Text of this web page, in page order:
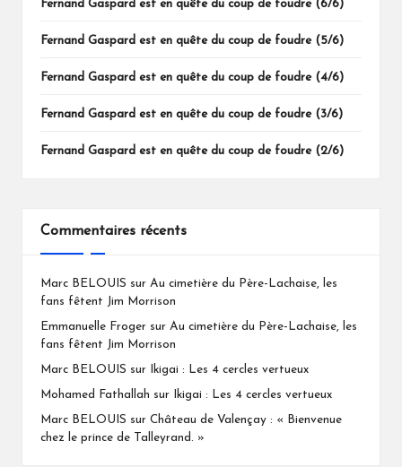
Fernand Gaspard est en quête du coup de foudre (6/6)
Fernand Gaspard est en quête du coup de foudre (5/6)
Fernand Gaspard est en quête du coup de foudre (4/6)
Fernand Gaspard est en quête du coup de foudre (3/6)
Fernand Gaspard est en quête du coup de foudre (2/6)
Commentaires récents
Marc BELOUIS sur Au cimetière du Père-Lachaise, les
fans fêtent Jim Morrison
Emmanuelle Froger sur Au cimetière du Père-Lachaise, les
fans fêtent Jim Morrison
Marc BELOUIS sur Ikigai : Les 4 cercles vertueux
Mohamed Fathallah sur Ikigai : Les 4 cercles vertueux
Marc BELOUIS sur Château de Valençay : « Bienvenue
chez le prince de Talleyrand. »